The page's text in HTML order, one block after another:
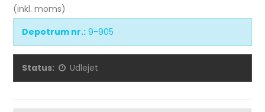
(inkl. moms)
Depotrum nr.: 9-905
Status: Udlejet